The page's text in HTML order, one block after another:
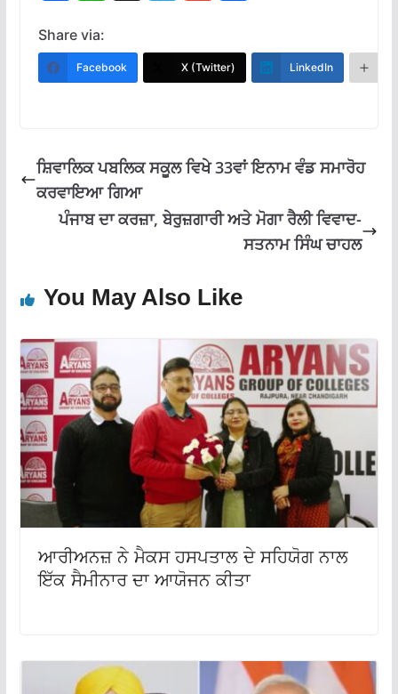
e
b
k
at
s
p
e
gr
ai
l
ar
e
Share via:
Facebook X (Twitter) LinkedIn
ਸ਼ਿਵਾਲਿਕ ਪਬਲਿਕ ਸਕੂਲ ਵਿਖੇ 33ਵਾਂ ਇਨਾਮ ਵੰਡ ਸਮਾਰੋਹ
ਕਰਵਾਇਆ ਗਿਆ
ਪੰਜਾਬ ਦਾ ਕਰਜ਼ਾ, ਬੇਰੁਜ਼ਗਾਰੀ ਅਤੇ ਮੋਗਾ ਰੈਲੀ ਵਿਵਾਦ-
ਸਤਨਾਮ ਸਿੰਘ ਚਾਹਲ
You May Also Like
ਆਰੀਅਨਜ਼ ਨੇ ਮੈਕਸ ਹਸਪਤਾਲ ਦੇ ਸਹਿਯੋਗ ਨਾਲ
ਇੱਕ ਸੈਮੀਨਾਰ ਦਾ ਆਯੋਜਨ ਕੀਤਾ